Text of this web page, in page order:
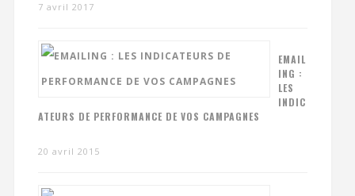
7 avril 2017
EMAIL
ING :
LES
INDIC
ATEURS DE PERFORMANCE DE VOS CAMPAGNES
20 avril 2015